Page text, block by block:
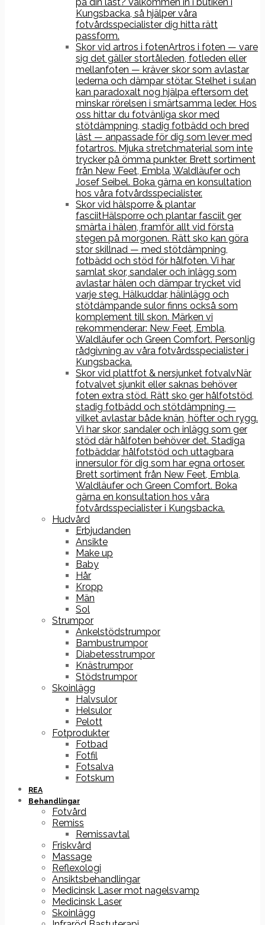
Kungsbacka, så hjälper våra
fotvårdsspecialister dig hitta rätt
passform.
Skor vid artros i fotenArtros i foten — vare
sig det gäller stortåleden, fotleden eller
mellanfoten — kräver skor som avlastar
lederna och dämpar stötar. Stelhet i sulan
kan paradoxalt nog hjälpa eftersom det
minskar rörelsen i smärtsamma leder. Hos
oss hittar du fotvänliga skor med
stötdämpning, stadig fotbädd och bred
läst — anpassade för dig som lever med
fotartros. Mjuka stretchmaterial som inte
trycker på ömma punkter. Brett sortiment
från New Feet, Embla, Waldläufer och
Josef Seibel. Boka gärna en konsultation
hos våra fotvårdsspecialister.
Skor vid hälsporre & plantar
fasciitHälsporre och plantar fasciit ger
smärta i hälen, framför allt vid första
stegen på morgonen. Rätt sko kan göra
stor skillnad — med stötdämpning,
fotbädd och stöd för hålfoten. Vi har
samlat skor, sandaler och inlägg som
avlastar hälen och dämpar trycket vid
varje steg. Hälkuddar, hälinlägg och
stötdämpande sulor finns också som
komplement till skon. Märken vi
rekommenderar: New Feet, Embla,
Waldläufer och Green Comfort. Personlig
rådgivning av våra fotvårdsspecialister i
Kungsbacka.
Skor vid plattfot & nersjunket fotvalvNär
fotvalvet sjunkit eller saknas behöver
foten extra stöd. Rätt sko ger hålfotstöd,
stadig fotbädd och stötdämpning —
vilket avlastar både knän, höfter och rygg.
Vi har skor, sandaler och inlägg som ger
stöd där hålfoten behöver det. Stadiga
fotbäddar, hålfotstöd och uttagbara
innersulor för dig som har egna ortoser.
Brett sortiment från New Feet, Embla,
Waldläufer och Green Comfort. Boka
gärna en konsultation hos våra
fotvårdsspecialister i Kungsbacka.
Hudvård
Erbjudanden
Ansikte
Make up
Baby
Hår
Kropp
Män
Sol
Strumpor
Ankelstödstrumpor
Bambustrumpor
Diabetesstrumpor
Knästrumpor
Stödstrumpor
Skoinlägg
Halvsulor
Helsulor
Pelott
Fotprodukter
Fotbad
Fotfil
Fotsalva
Fotskum
REA
Behandlingar
Fotvård
Remiss
Remissavtal
Friskvård
Massage
Reflexologi
Ansiktsbehandlingar
Medicinsk Laser mot nagelsvamp
Medicinsk Laser
Skoinlägg